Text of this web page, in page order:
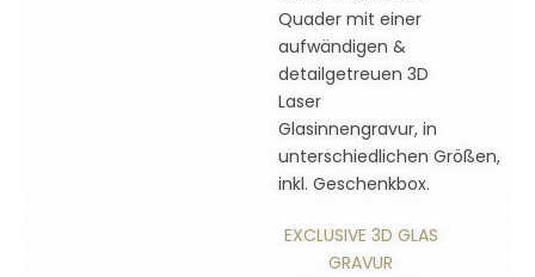
Quader mit einer
aufwändigen &
detailgetreuen 3D
Laser
Glasinnengravur, in
unterschiedlichen Größen,
inkl. Geschenkbox.
EXCLUSIVE 3D GLAS
GRAVUR